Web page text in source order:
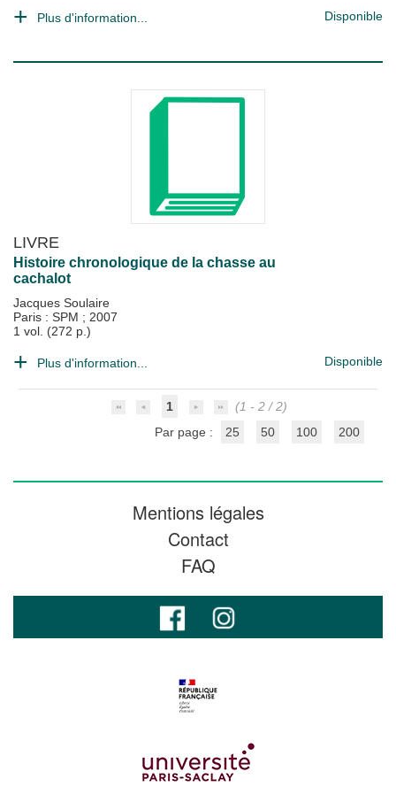
Plus d'information... Disponible
LIVRE
Histoire chronologique de la chasse au
cachalot
Jacques Soulaire
Paris : SPM ; 2007
1 vol. (272 p.)
Plus d'information... Disponible
1
(1 - 2 / 2)
Par page :
25 50 100 200
Mentions légales
Contact
FAQ